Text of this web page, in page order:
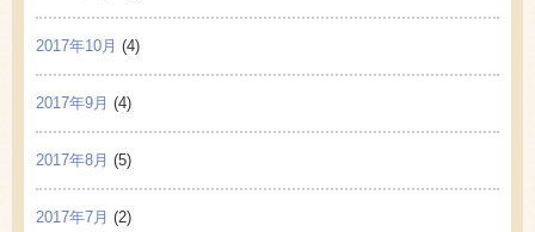
2017年10月 (4)
2017年9月 (4)
2017年8月 (5)
2017年7月 (2)